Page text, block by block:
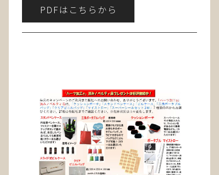
PDFはこちらから